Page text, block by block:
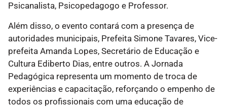
Psicanalista, Psicopedagogo e Professor.
Além disso, o evento contará com a presença de
autoridades municipais, Prefeita Simone Tavares, Vice-
prefeita Amanda Lopes, Secretário de Educação e
Cultura Ediberto Dias, entre outros. A Jornada
Pedagógica representa um momento de troca de
experiências e capacitação, reforçando o empenho de
todos os profissionais com uma educação de